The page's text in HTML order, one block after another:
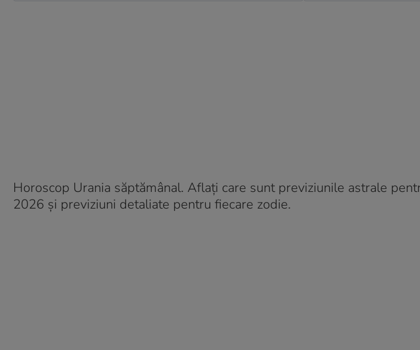
Horoscop Urania săptămânal. Aflați care sunt previziunile astrale
2026 și previziuni detaliate pentru fiecare zodie.